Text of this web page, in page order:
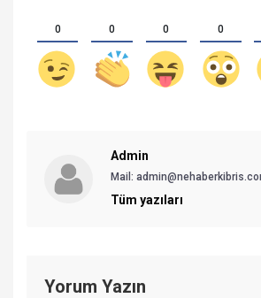
0 0 0 0
Admin
Mail:
Tüm yazıları
Yorum Yazın